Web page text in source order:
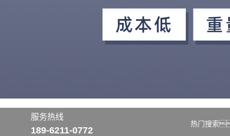
服务热线
189-6211-0772
热门搜索